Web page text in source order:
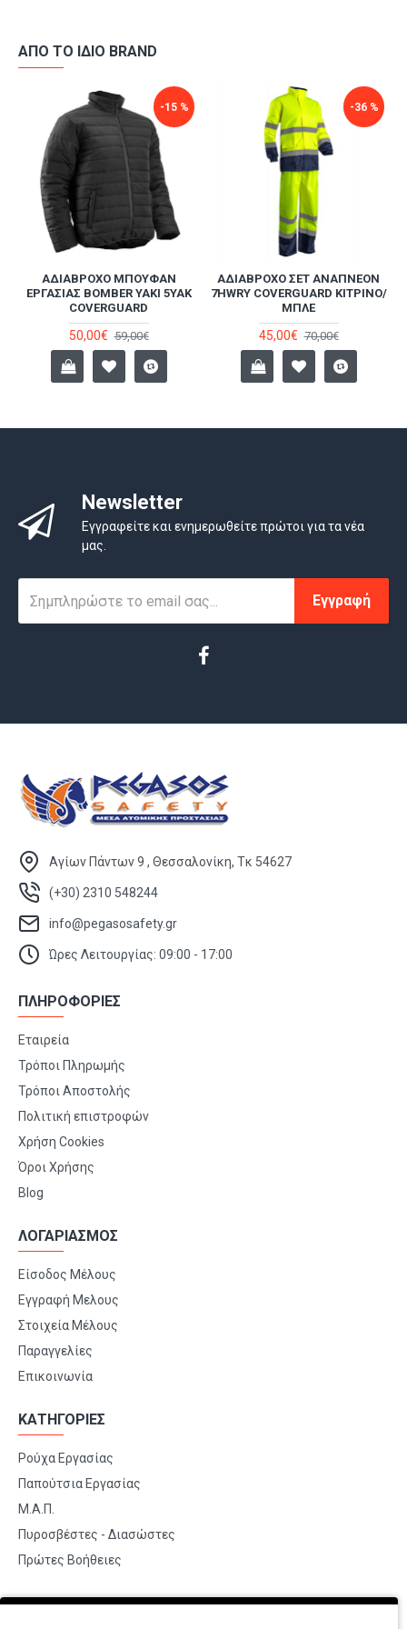
ΑΠΌ ΤΟ ΊΔΙΟ BRAND
-15 %
ΑΔΙΆΒΡΟΧΟ ΜΠΟΥΦΆΝ
ΕΡΓΑΣΊΑΣ BOMBER YAKI 5YAK
COVERGUARD
50,00€ 59,00€
-36 %
ΑΔΙΆΒΡΟΧΟ ΣΕΤ ΑΝΑΠΝΈΟΝ
7HWRY COVERGUARD ΚΙΤΡΙΝΟ/
ΜΠΛΕ
45,00€ 70,00€
Newsletter
Εγγραφείτε και ενημερωθείτε πρώτοι για τα νέα
μας.
Εγγραφή
Αγίων Πάντων 9 , Θεσσαλονίκη, Τκ 54627
(+30) 2310 548244
info@pegasosafety.gr
Ώρες Λειτουργίας: 09:00 - 17:00
ΠΛΗΡΟΦΟΡΙΕΣ
Εταιρεία
Τρόποι Πληρωμής
Τρόποι Αποστολής
Πολιτική επιστροφών
Χρήση Cookies
Όροι Χρήσης
Blog
ΛΟΓΑΡΙΑΣΜΟΣ
Είσοδος Μέλους
Εγγραφή Μελους
Στοιχεία Μέλους
Παραγγελίες
Επικοινωνία
ΚΑΤΗΓΟΡΙΕΣ
Ρούχα Εργασίας
Παπούτσια Εργασίας
Μ.Α.Π.
Πυροσβέστες - Διασώστες
Πρώτες Βοήθειες
BRANDS